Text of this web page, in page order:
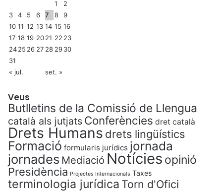
1
2
3
4 5 6 7 8
9
10 11 12 13 14 15 16
17 18 19 2021 22 23
2425 26 27 28 2930
31
« jul.
set. »
Veus
Butlletins de la Comissió de Llengua
català als jutjats Conferències dret català
Drets Humans drets lingüístics
Formació formularis jurídics jornada
jornades Mediació Notícies opinió
Presidència Projectes Internacionals Taxes
terminologia jurídica Torn d'Ofici